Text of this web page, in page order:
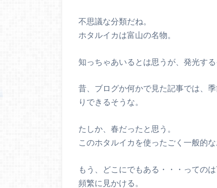
不思議な分類だね。
ホタルイカは富山の名物。
知っちゃあいるとは思うが、発光する
昔、ブログか何かで見た記事では、
りできるそうな。
たしか、春だったと思う。
このホタルイカを使ったごく一般的
もう、どこにでもある・・・っての
頻繁に見かける。